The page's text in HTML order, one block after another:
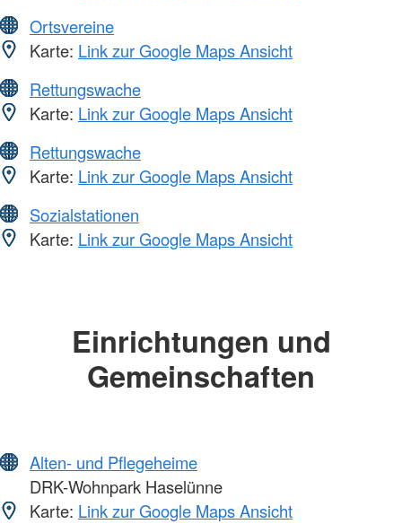
Ortsvereine
Karte: Link zur Google Maps Ansicht
Rettungswache
Karte: Link zur Google Maps Ansicht
Rettungswache
Karte: Link zur Google Maps Ansicht
Sozialstationen
Karte: Link zur Google Maps Ansicht
Einrichtungen und
Gemeinschaften
Alten- und Pflegeheime
DRK-Wohnpark Haselünne
Karte: Link zur Google Maps Ansicht